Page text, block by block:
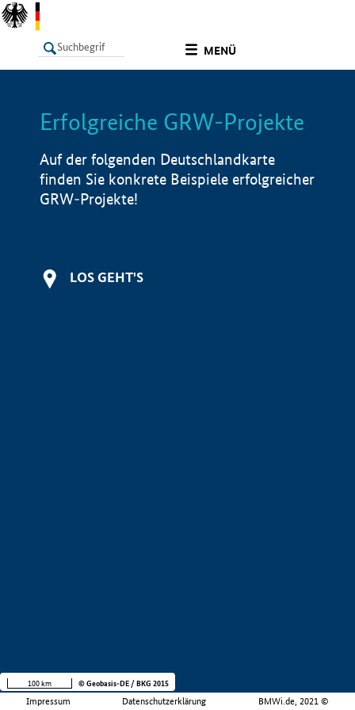
MENÜ
LISTE Info
Erfolgreiche GRW-Projekte
Auf der folgenden Deutschlandkarte
finden Sie konkrete Beispiele erfolgreicher
GRW-Projekte!
LOS GEHT'S
Impressum Datenschutzerklärung BMWi.de, 2021 ©
100 km © Geobasis-DE / BKG 2015